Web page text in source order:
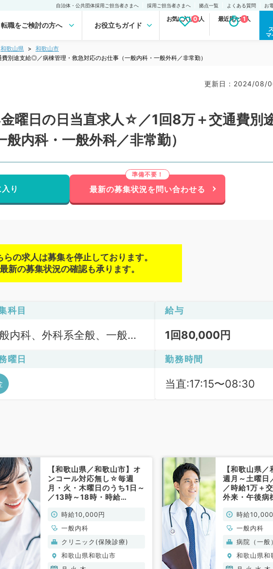
自治体・公共団体採用ご担当者さまへ 採用ご担当者さまへ 拠点一覧 よくある質問 お
転職をご検討の方へ お役立ちガイド
お気に入り求人
0 最近見た求人
1
マ
和歌山県
和歌山市
別途支給◎／病棟管理・救急対応のお仕事（一般内科・一般外科／非常勤）
更新日 : 2024/08/
金曜日の日当直求人☆／1回8万＋交通費別
内科・一般外科／非常勤）
り 最新の募集状況を問い合わせる
らの求人は募集を停止しております。
最新の募集状況の確認も承ります。
科目
内科、外科系全般、一般外
給与
1回80,000円
曜日 勤務時間
当直:17:15〜08:30
【和歌山県／和歌山市】オ
ンコール対応無し☆毎週
月・火・木曜日のうち1日～
／13時～18時・時給
仕事です（一般内科／非常
勤）
時給10,000円
一般内科
クリニック(保険診療)
和歌山県和歌山市
【和歌山県
週月～土曜日
／時給1万＋
外来・午後病
可能◎（一般
勤）
時給
一般内科
病院（一般）
和歌山県和